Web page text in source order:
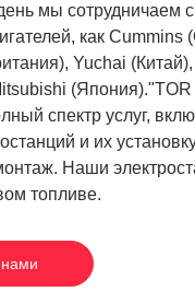
мы сотрудничаем
как
Yuchai
спектр услуг,
и их
Наши
топливе.
нами